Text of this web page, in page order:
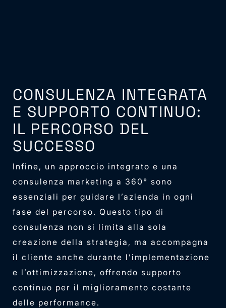
CONSULENZA INTEGRATA
E SUPPORTO CONTINUO:
IL PERCORSO DEL
SUCCESSO
Infine, un approccio integrato e una
consulenza marketing a 360° sono
essenziali per guidare l’azienda in ogni
fase del percorso. Questo tipo di
consulenza non si limita alla sola
creazione della strategia, ma accompagna
il cliente anche durante l’implementazione
e l’ottimizzazione, offrendo supporto
continuo per il miglioramento costante
delle performance.